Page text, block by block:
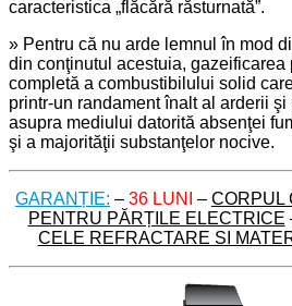
caracteristica „flăcără răsturnată”.
» Pentru că nu arde lemnul în mod
din conţinutul acestuia, gazeificarea
completă a combustibilului solid
printr-un randament înalt al arderii
asupra mediului datorită absenţei
şi a majorităţii substanţelor nocive.
GARANȚIE: – 36 LUNI – CORPUL
PENTRU PĂRȚILE ELECTRICE
CELE REFRACTARE SI